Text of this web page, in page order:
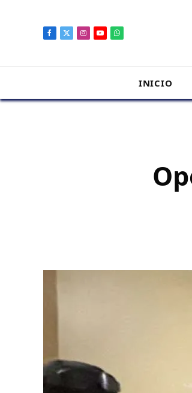
Facebook
X
Instagram
YouTubeWhatsApp
INICIO